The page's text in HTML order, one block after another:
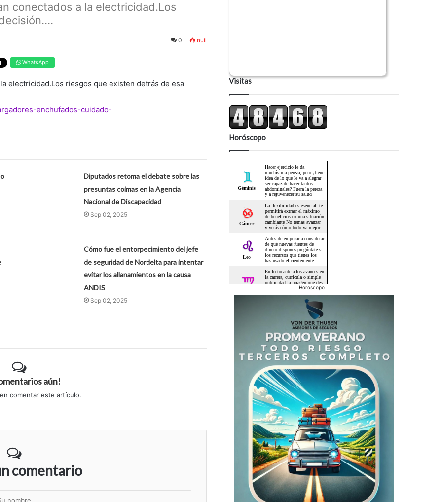
conectados a la electricidad.Los
0 null
WhatsApp
electricidad.Los riesgos que existen detrás de esa
enchufados-cuidado-
Diputados retoma el debate sobre las
presuntas coimas en la Agencia
Nacional de Discapacidad
Sep 02, 2025
Cómo fue el entorpecimiento del jefe
de seguridad de Nordelta para intentar
evitar los allanamientos en la causa
ANDIS
Sep 02, 2025
aún!
comentar este artículo.
comentario
Visitas
Horóscopo
Horoscopo